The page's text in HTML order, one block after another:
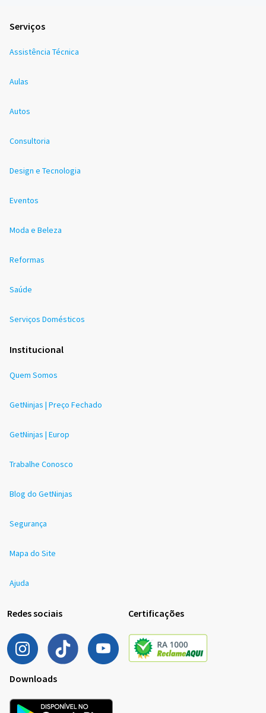
Serviços
Assistência Técnica
Aulas
Autos
Consultoria
Design e Tecnologia
Eventos
Moda e Beleza
Reformas
Saúde
Serviços Domésticos
Institucional
Quem Somos
GetNinjas | Preço Fechado
GetNinjas | Europ
Trabalhe Conosco
Blog do GetNinjas
Segurança
Mapa do Site
Ajuda
Redes sociais Certificações
Downloads